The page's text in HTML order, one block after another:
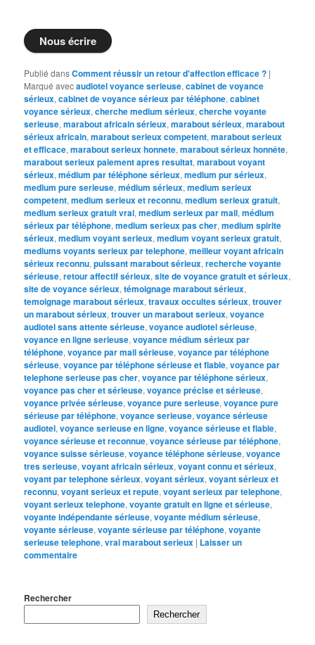
Nous écrire
Publié dansComment réussir un retour d'affection efficace ? |
Marqué avecaudiotel voyance serieuse,cabinet de voyance
sérieux,cabinet de voyance sérieux par téléphone,cabinet
voyance sérieux,cherche medium sérieux,cherche voyante
serieuse,marabout africain sérieux,marabout sérieux,marabout
sérieux africain,marabout serieux competent,marabout serieux
et efficace,marabout serieux honnete,marabout sérieux honnête,
marabout serieux paiement apres resultat,marabout voyant
sérieux,médium par téléphone sérieux,medium pur sérieux,
medium pure serieuse,médium sérieux,medium serieux
competent,medium serieux et reconnu,medium serieux gratuit,
medium serieux gratuit vrai,medium serieux par mail,médium
sérieux par téléphone,medium serieux pas cher,medium spirite
sérieux,medium voyant serieux,medium voyant serieux gratuit,
mediums voyants serieux par telephone,meilleur voyant africain
sérieux reconnu,puissant marabout sérieux,recherche voyante
sérieuse,retour affectif sérieux,site de voyance gratuit et sérieux,
site de voyance sérieux,témoignage marabout sérieux,
temoignage marabout sérieux,travaux occultes sérieux,trouver
un marabout sérieux,trouver un marabout serieux,voyance
audiotel sans attente sérieuse,voyance audiotel sérieuse,
voyance en ligne serieuse,voyance médium sérieux par
téléphone,voyance par mail sérieuse,voyance par téléphone
sérieuse,voyance par téléphone sérieuse et fiable,voyance par
telephone serieuse pas cher,voyance par téléphone sérieux,
voyance pas cher et sérieuse,voyance précise et sérieuse,
voyance privée sérieuse,voyance pure serieuse,voyance pure
sérieuse par téléphone,voyance serieuse,voyance sérieuse
audiotel,voyance serieuse en ligne,voyance sérieuse et fiable,
voyance sérieuse et reconnue,voyance sérieuse par téléphone,
voyance suisse sérieuse,voyance téléphone sérieuse,voyance
tres serieuse,voyant africain sérieux,voyant connu et sérieux,
voyant par telephone sérieux,voyant sérieux,voyant sérieux et
reconnu,voyant serieux et repute,voyant serieux par telephone,
voyant serieux telephone,voyante gratuit en ligne et sérieuse,
voyante indépendante sérieuse,voyante médium sérieuse,
voyante sérieuse,voyante sérieuse par téléphone,voyante
serieuse telephone,vrai marabout serieux | Laisser un
commentaire
Rechercher
Rechercher